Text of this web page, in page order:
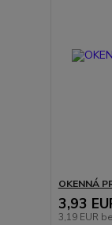
OKENNÁ
3,93
3,19 EUR